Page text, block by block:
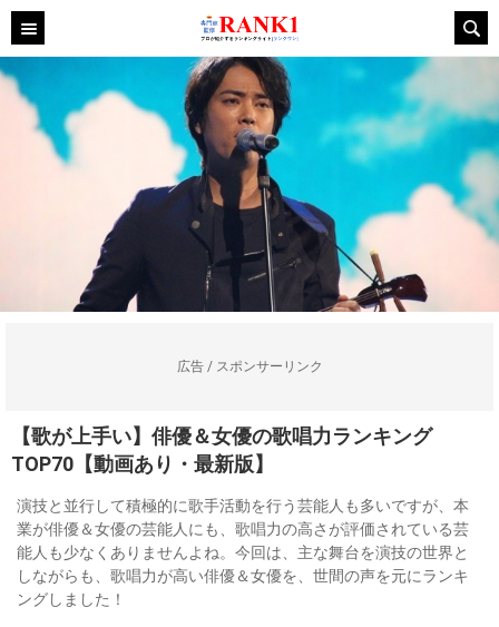
広告 / スポンサーリンク
【歌が上手い】俳優＆女優の歌唱力ランキング
TOP70【動画あり・最新版】
演技と並行して積極的に歌手活動を行う芸能人も多いですが、本
業が俳優＆女優の芸能人にも、歌唱力の高さが評価されている芸
能人も少なくありませんよね。今回は、主な舞台を演技の世界と
しながらも、歌唱力が高い俳優＆女優を、世間の声を元にランキ
ングしました！